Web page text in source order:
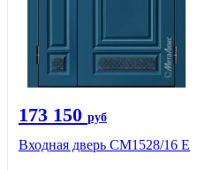
173 150 руб
Входная дверь СМ1528/16 Е